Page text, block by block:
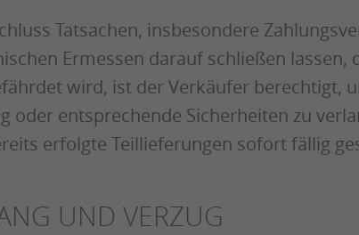
Tatsachen, insbesondere
Ermessen darauf schließen lassen,
wird, ist der Verkäufer berechtigt,
oder entsprechende Sicherheiten zu
erfolgte Teillieferungen sofort fällig
UND VERZUG